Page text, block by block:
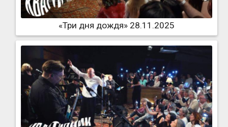
«Три дня дождя» 28.11.2025